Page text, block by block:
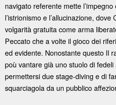
navigato referente mette
l’istrionismo e l’allucinazione,
volgarità gratuita come arma
Peccato che a volte il gioco dei
ed evidente. Nonostante questo Il
poù vantare già uno stuolo di
permettersi due stage-diving e di
squarciagola da un pubblico